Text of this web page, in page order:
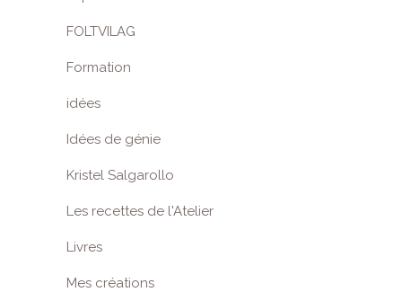
FOLTVILAG
Formation
idées
Idées de génie
Kristel Salgarollo
Les recettes de l'Atelier
Livres
Mes créations